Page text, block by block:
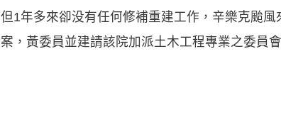
但1年多來卻没有任何修補重建工作，辛樂克颱
案，黃委員並建請該院加派土木工程專業之委員